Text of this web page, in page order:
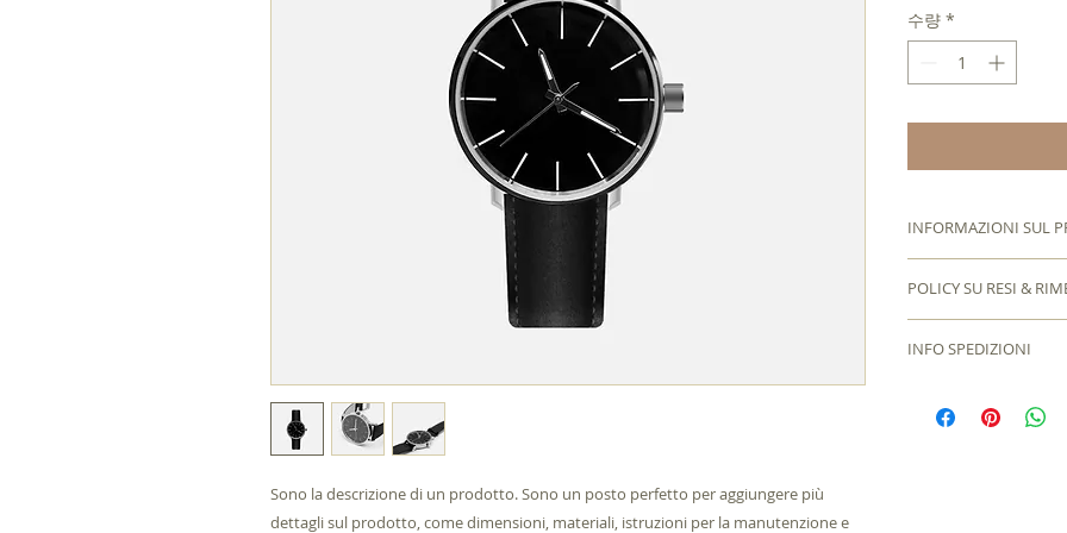
Sono la descrizione di un prodotto. Sono un posto perfetto per aggiungere più
dettagli sul prodotto, come dimensioni, materiali, istruzioni per la manutenzione e
수량 *
INFORMAZIONI SUL
perfetto per
prodotto, come
la manutenzione e
possono trarre i
POLICY SU RESI &
perfetto per far
rese chiare sono
consentire agli
INFO SPEDIZIONI
adatto per